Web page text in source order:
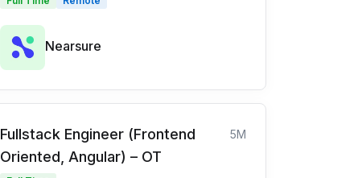
Nearsure
Fullstack Engineer (Frontend
Oriented, Angular) – OT
5M